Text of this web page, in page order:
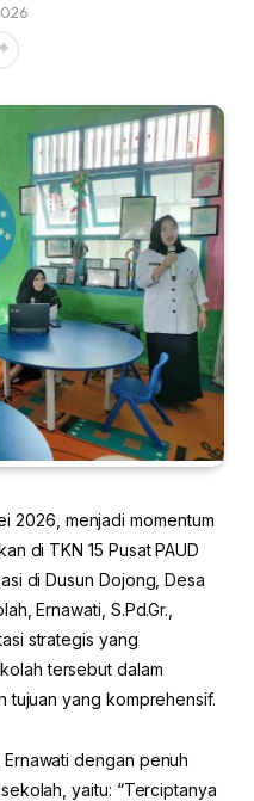
2026, menjadi momentum
di TKN 15 Pusat PAUD
di Dusun Dojong, Desa
Ernawati, S.Pd.Gr.,
strategis yang
tersebut dalam
tujuan yang komprehensif.
dengan penuh
yaitu: “Terciptanya